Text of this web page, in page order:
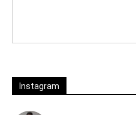
Instagram